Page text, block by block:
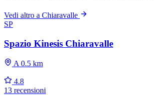
Vedi altro a Chiaravalle
SP
Spazio Kinesis Chiaravalle
A 0.5 km
4.8
13 recensioni